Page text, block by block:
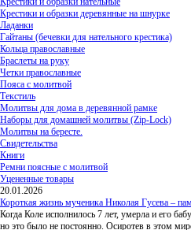
Крестики и образки деревянные на шнурке
Ладанки
Гайтаны (бечевки для нательного крестика)
Кольца православные
Браслеты на руку
Четки православные
Пояса с молитвой
Текстиль
Молитвы для дома в деревянной рамке
Наборы для домашней молитвы (Zip-Lock)
Молитвы на бересте.
Свидетельства
Книги
Ремни поясные с молитвой
Уцененные товары
20.01.2026
Короткая жизнь мученика Николая Гусева –
Когда Коле исполнилось 7 лет, умерла и его
но это было не постоянно. Осиротев в этом